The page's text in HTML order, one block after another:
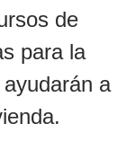
de
para la
a